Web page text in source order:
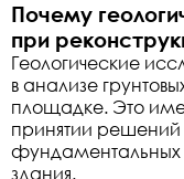
Почему
при
Геологические
в анализе
площадке. Это
принятии
фундаментальных
здания.